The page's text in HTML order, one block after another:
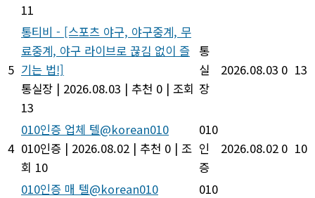
11
5
통티비 - [스포츠 야구, 야구중계, 무
료중계, 야구 라이브로 끊김 없이 즐
기는 법!]
통실장 | 2026.08.03 | 추천 0 | 조회
13
통
실
장
2026.08.03 0 13
4
010인증 업체 텔@korean010
010인증 | 2026.08.02 | 추천 0 | 조
회 10
010
인
증
2026.08.02 0 10
010인증 매 텔@korean010
010